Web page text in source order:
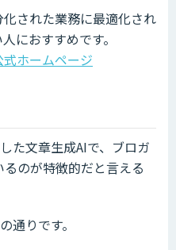
された業務に最適化され
におすすめです。
ホームページ
た文章生成AIで、ブロガ
のが特徴的だと言える
通りです。